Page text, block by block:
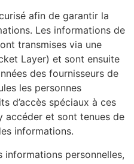
afin de garantir la
Les informations de
transmises via une
Layer) et sont ensuite
des fournisseurs de
les personnes
d’accès spéciaux à ces
accéder et sont tenues de
informations.
informations personnelles,